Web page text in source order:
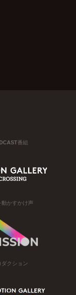
番組
かすかけ声
ダクション